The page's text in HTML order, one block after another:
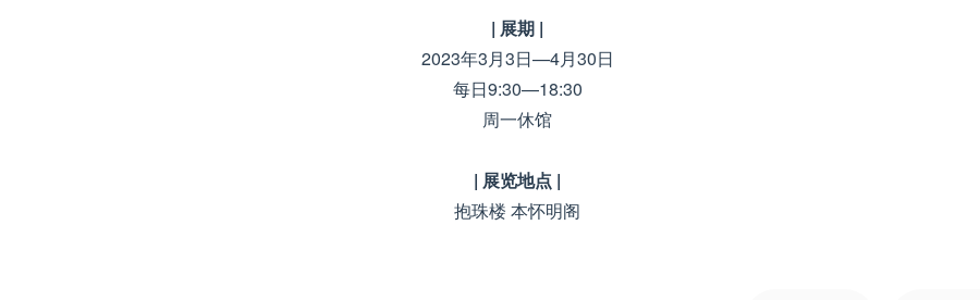
| 展期 |
2023年3月3日—4月30日
每日9:30—18:30
周一休馆
| 展览地点 |
抱珠楼 本怀明阁